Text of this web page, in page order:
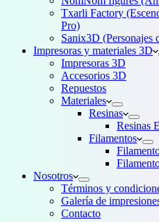
Txarli Factory
Pro)
Sanix3D (Personajes
Impresoras y materiales 3D
Impresoras 3D
Accesorios 3D
Repuestos
Materiales
Resinas
Resinas
Filamentos
Nosotros
Términos y
Galería de
Contacto